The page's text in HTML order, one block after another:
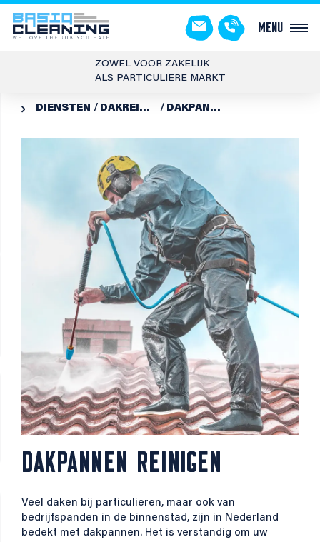
Menu
ZOWEL VOOR ZAKELIJK
ALS PARTICULIERE MARKT
 DIENSTEN DAKREINIGING EN -COATING DAKPANNEN REINIGEN
DAKPANNEN REINIGEN
Veel daken bij particulieren, maar ook van
bedrijfspanden in de binnenstad, zijn in Nederland
bedekt met dakpannen. Het is verstandig om uw